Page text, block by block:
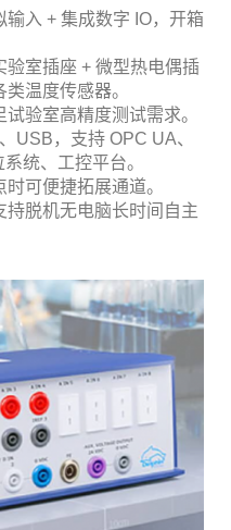
输入 + 集成数字 IO，开箱
验室插座 + 微型热电偶插
温度传感器。
试验室高精度测试需求。
USB，支持 OPC UA、
统、工控平台。
可便捷拓展通道。
持脱机无电脑长时间自主